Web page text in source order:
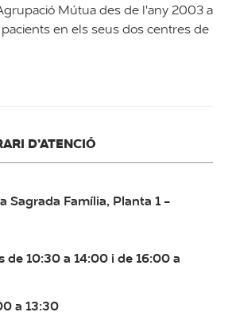
Mútua des de l'any 2003 a
en els seus dos centres de
D’ATENCIÓ
Sagrada Família, Planta 1 -
de 10:30 a 14:00 i de 16:00 a
a 13:30